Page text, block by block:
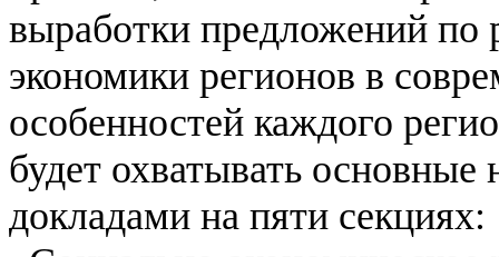
выработки предложений
экономики регионов в
особенностей каждого
будет охватывать
докладами на пяти секциях: